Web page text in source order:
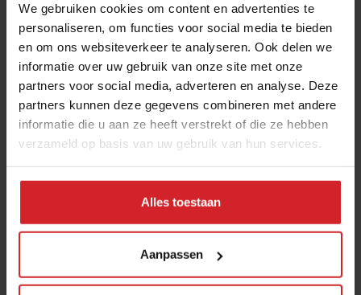
We gebruiken cookies om content en advertenties te
personaliseren, om functies voor social media te bieden
en om ons websiteverkeer te analyseren. Ook delen we
informatie over uw gebruik van onze site met onze
partners voor social media, adverteren en analyse. Deze
partners kunnen deze gegevens combineren met andere
informatie die u aan ze heeft verstrekt of die ze hebben
verzameld op basis van uw gebruik van hun services.
Alles toestaan
Aanpassen
“De topgastronomie is natuurlijk een speeltuin voor
foodscheidkundigen en voedselontwikkelaars zoals ik.
Maar vanuit dat hoge segment kunnen innovaties ook
hun impact hebben op de hele foodservicebranche.
Kijk bijvoorbeeld naar de huidige populariteit van
gefermenteerde producten. Fermentatie werd een
aantal jaren geleden populair in de gastronomie en veel
topchefs experimenteerden ermee. Daardoor
je gefermenteerde producten als kombucha, kimchi,
kefir en miso op veel plekken in de horeca terug en
zelfs in de supermarkt.”
Nieuwe kans: Central in Peru